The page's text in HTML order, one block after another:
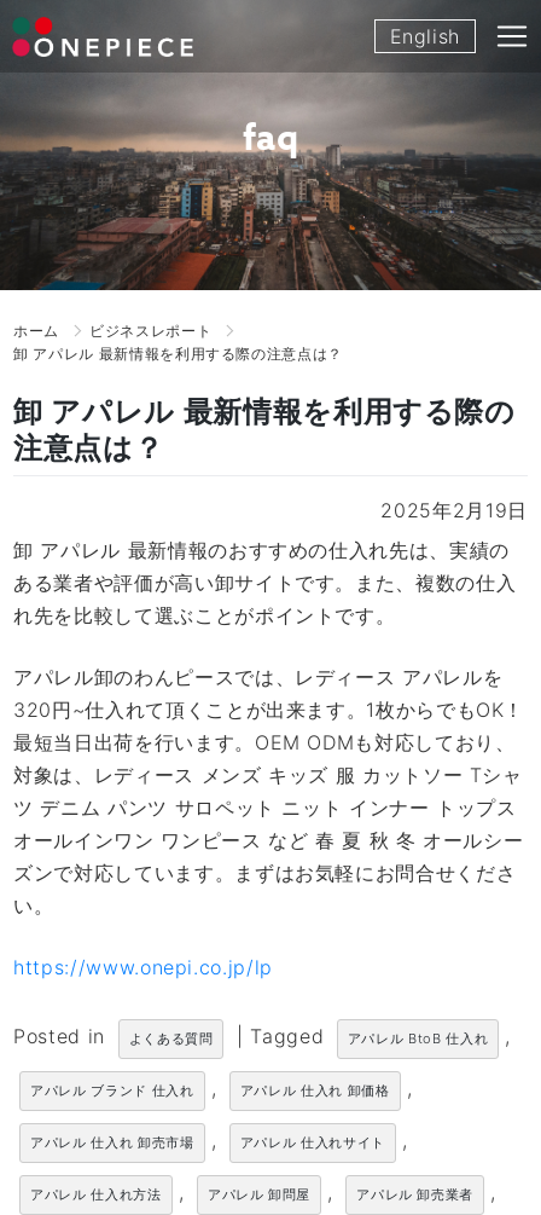
Skip
to
English
faq
ホーム
ビジネスレポート
卸 アパレル 最新情報を利用する際の注意点は？
卸 アパレル 最新情報を利用する際の
注意点は？
2025年2月19日
卸 アパレル 最新情報のおすすめの仕入れ先は、実績の
ある業者や評価が高い卸サイトです。また、複数の仕入
れ先を比較して選ぶことがポイントです。
アパレル卸のわんピースでは、レディース アパレルを
320円~仕入れて頂くことが出来ます。1枚からでもOK！
最短当日出荷を行います。OEM ODMも対応しており、
対象は、レディース メンズ キッズ 服 カットソー Tシャ
ツ デニム パンツ サロペット ニット インナー トップス
オールインワン ワンピース など 春 夏 秋 冬 オールシー
ズンで対応しています。まずはお気軽にお問合せくださ
い。
https://www.onepi.co.jp/lp
Posted in よくある質問 Tagged アパレル BtoB 仕入れ ,
アパレル ブランド 仕入れ , アパレル 仕入れ 卸価格 ,
アパレル 仕入れ 卸売市場 , アパレル 仕入れサイト ,
アパレル 仕入れ方法 , アパレル 卸問屋 , アパレル 卸売業者 ,